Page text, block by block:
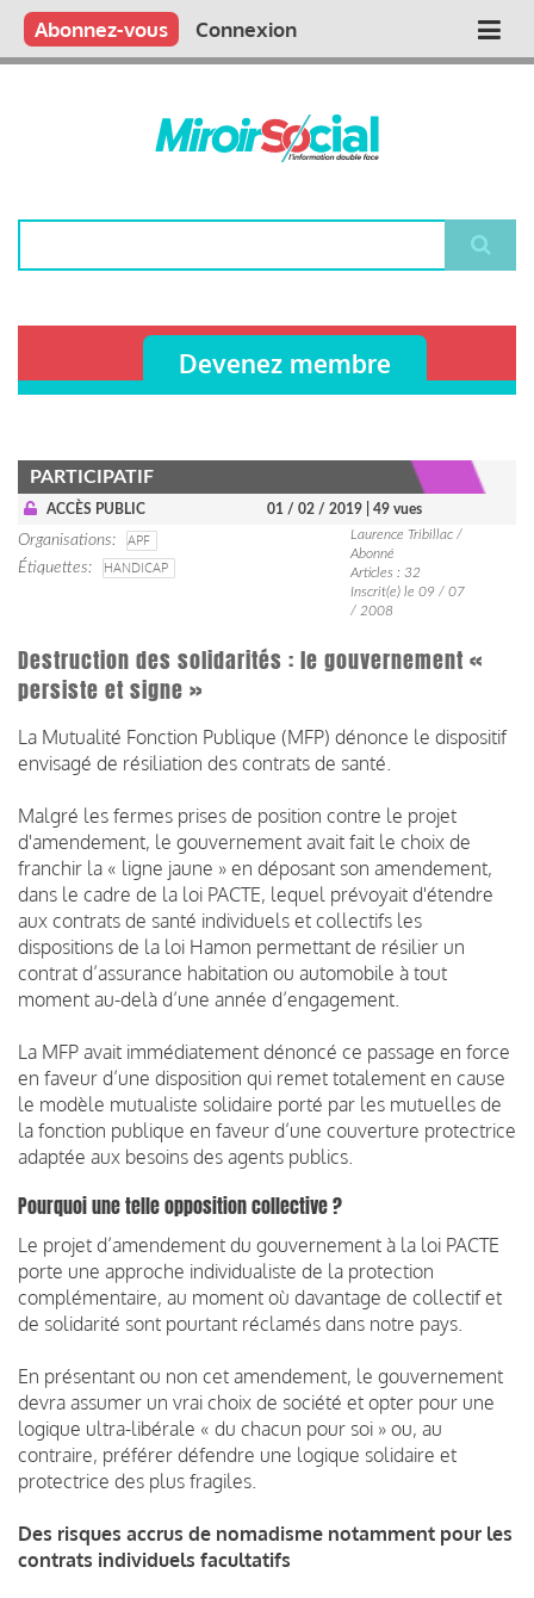
Aller
contenu
Main
Qui sommes nous ?
Vous publiez
Nous publions
Contactez-nous
Abonnez-vous Connexion
Devenez membre
PARTICIPATIF
ACCÈS PUBLIC 01 / 02 / 2019 | 49 vues
Organisations
APF
Étiquettes
HANDICAP
Laurence Tribillac /
Abonné
Articles : 32
Inscrit(e) le 09 / 07
/ 2008
Destruction des solidarités : le gouvernement «
persiste et signe »
La Mutualité Fonction Publique (MFP) dénonce le dispositif
envisagé de résiliation des contrats de santé.
Malgré les fermes prises de position contre le projet
d'amendement, le gouvernement avait fait le choix de
franchir la « ligne jaune » en déposant son amendement,
dans le cadre de la loi PACTE, lequel prévoyait d'étendre
aux contrats de santé individuels et collectifs les
dispositions de la loi Hamon permettant de résilier un
contrat d’assurance habitation ou automobile à tout
moment au-delà d’une année d’engagement.
La MFP avait immédiatement dénoncé ce passage en force
en faveur d’une disposition qui remet totalement en cause
le modèle mutualiste solidaire porté par les mutuelles de
la fonction publique en faveur d’une couverture protectrice
adaptée aux besoins des agents publics.
Pourquoi une telle opposition collective ?
Le projet d’amendement du gouvernement à la loi PACTE
porte une approche individualiste de la protection
complémentaire, au moment où davantage de collectif et
de solidarité sont pourtant réclamés dans notre pays.
En présentant ou non cet amendement, le gouvernement
devra assumer un vrai choix de société et opter pour une
logique ultra-libérale « du chacun pour soi » ou, au
contraire, préférer défendre une logique solidaire et
protectrice des plus fragiles.
Des risques accrus de nomadisme notamment pour les
contrats individuels facultatifs